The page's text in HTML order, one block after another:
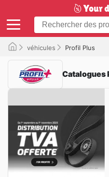
véhicules Profil Plus
Catalogues